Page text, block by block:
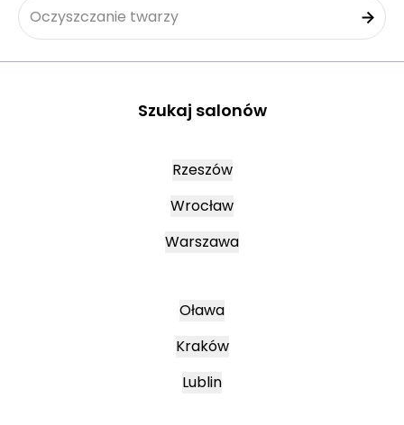
Oczyszczanie twarzy
Szukaj salonów
Rzeszów
Wrocław
Warszawa
Oława
Kraków
Lublin